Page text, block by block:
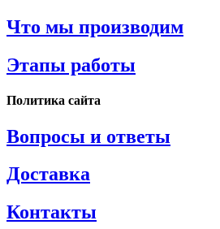
Что мы производим
Этапы работы
Политика сайта
Вопросы и ответы
Доставка
Контакты